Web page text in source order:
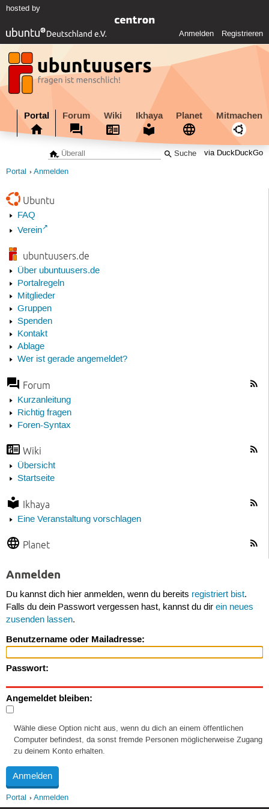
hosted by
Anmelden Registrieren
Portal Forum Wiki Ikhaya Planet Mitmachen
via DuckDuckGo
Portal Anmelden
Ubuntu
FAQ
Verein
ubuntuusers.de
Über ubuntuusers.de
Portalregeln
Mitglieder
Gruppen
Spenden
Kontakt
Ablage
Wer ist gerade angemeldet?
Forum
Kurzanleitung
Richtig fragen
Foren-Syntax
Wiki
Übersicht
Startseite
Ikhaya
Eine Veranstaltung vorschlagen
Planet
Anmelden
Du kannst dich hier anmelden, wenn du bereits registriert bist.
Falls du dein Passwort vergessen hast, kannst du dir ein neues
zusenden lassen.
Benutzername oder Mailadresse:
Passwort:
Angemeldet bleiben:
Wähle diese Option nicht aus, wenn du dich an einem öffentlichen
Computer befindest, da sonst fremde Personen möglicherweise Zugang
zu deinem Konto erhalten.
Portal Anmelden